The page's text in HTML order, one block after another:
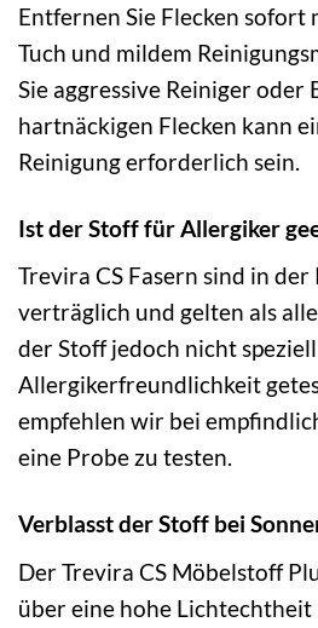
Entfernen Sie Flecken sofort
Tuch und mildem
Sie aggressive Reiniger oder
hartnäckigen Flecken kann
Reinigung erforderlich sein.
Ist der Stoff für Allergiker
Trevira CS Fasern sind in der
verträglich und gelten als
der Stoff jedoch nicht
Allergikerfreundlichkeit
empfehlen wir bei
eine Probe zu testen.
Verblasst der Stoff bei
Der Trevira CS Möbelstoff
über eine hohe Lichtechtheit